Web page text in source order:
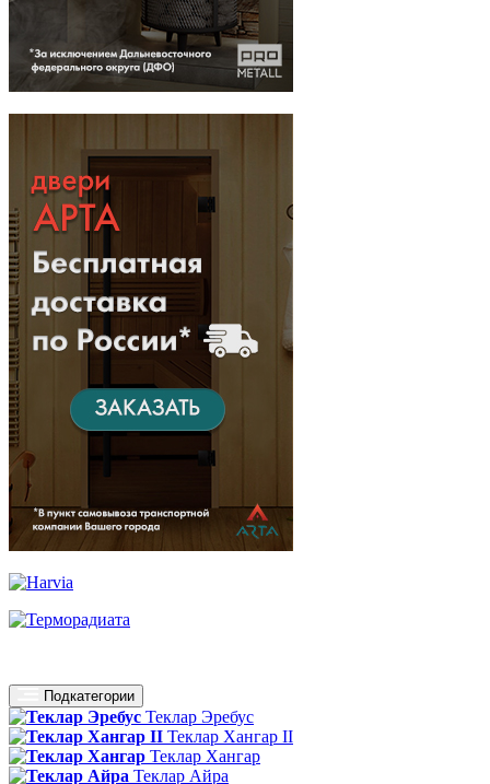
Подкатегории
Теклар Эребус
Теклар Хангар II
Теклар Хангар
Теклар Айра